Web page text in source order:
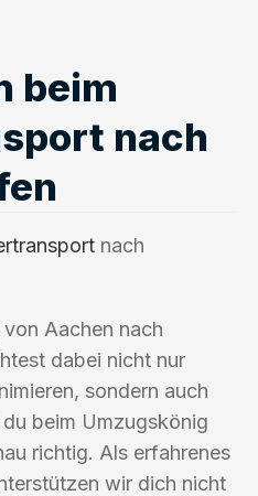
beim
nach
nach
Aachen nach
dabei nicht nur
sondern auch
beim Umzugskönig
richtig. Als erfahrenes
wir dich nicht